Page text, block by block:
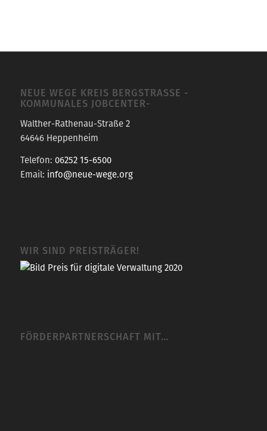
NEUE WEGE KREIS BERGSTRASSE -K
OMMUNALES JOBCENTER-
Walther-Rathenau-Straße 2
64646 Heppenheim
Telefon: 06252 15-6500
Email: info@neue-wege.org
WIR SIND PREISTRÄGER!
FÖRDERPARTNERSCHAFT MIT…